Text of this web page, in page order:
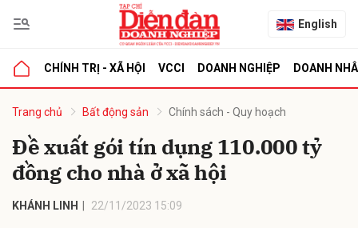
English
CHÍNH TRỊ - XÃ HỘI VCCI DOANH NGHIỆP DOANH
Trang chủ Bất động sản Chính sách - Quy hoạch
Đề xuất gói tín dụng 110.000 tỷ
đồng cho nhà ở xã hội
KHÁNH LINH 22/11/2023 15:09
luận